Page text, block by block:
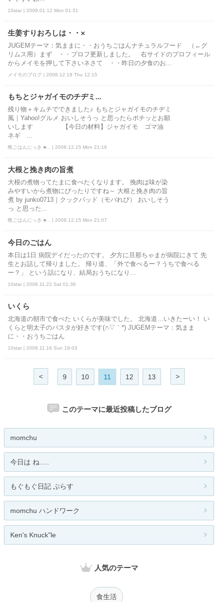
10star | 2009.01.12 Mon 01:31
生姜すりおろしは・・×
JUGEMテーマ：気ままに・・おうちごはんナチュラルフード （←グ
リムス用）まず ・・プロフ更新しました。 右サイドのプロフィール
からメイモを押して下さいネさて ・・昨日の夕食のお...
メイモのブログ | 2008.12.18 Thu 12:15
もちとジャガイモのチヂミ...
残り物＋キムチでできました♪ もちとジャガイモのチヂミ
風｜Yahoo!グルメ おいしそうっ と思ったらポチッとお願
いします 【今日の材料】ジャガイモ ゴマ油
ネギ ...
晩ごはんにっき ■... | 2008.12.15 Mon 21:16
大根と挽き肉の旨煮
大根の煮物ってたまに食べたくなります。 挽肉は味が染
みやすいから煮物にぴったりですね～ 大根と挽き肉の旨
煮 by junko0713｜クックパッド（モバれぴ） おいしそう
っ と思った...
晩ごはんにっき ■... | 2008.12.15 Mon 21:07
今日のごはん
本日は1日 病院デイだったのです。 夕方に旦那ちゃまが病院にきて 先
生とお話して帰りました。 帰り道、「外で食べるー？うちで食べる
ー？」 という話になり、結局おうちになり...
10star | 2008.11.22 Sat 01:36
いくら
北海道の朝市で食べた いくらが美味でした。 北海道…いきたーい！ い
くらと明太子のパスタが好きです(∩▽｀*) JUGEMテーマ：気まま
に・・おうちごはん
10star | 2008.11.16 Sun 19:03
< 9 10 11 12 13 >
このテーマに最近投稿したブログ
momchu
今日は ね.....
もぐもぐ日記 ぷらす
momchu ハンドワーク
Ken's Knuck"le
人気のテーマ
食生活